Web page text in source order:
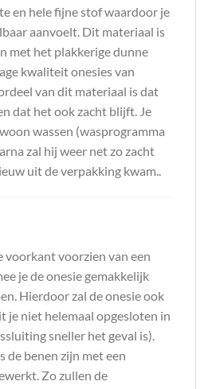
en hele fijne stof waardoor je
aanvoelt. Dit materiaal is
met het plakkerige dunne
kwaliteit onesies van
van dit materiaal is dat
dat het ook zacht blijft. Je
wassen (wasprogramma
zal hij weer net zo zacht
uit de verpakking kwam..
voorkant voorzien van een
je de onesie gemakkelijk
Hierdoor zal de onesie ook
je niet helemaal opgesloten in
sneller het geval is).
de benen zijn met een
Zo zullen de